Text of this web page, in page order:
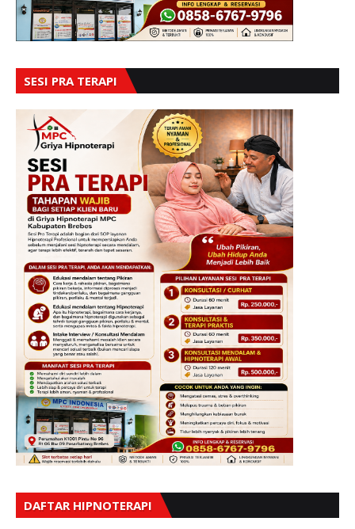
SESI PRA TERAPI
DAFTAR HIPNOTERAPI